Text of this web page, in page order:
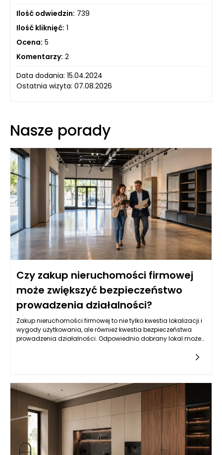
Ilość odwiedzin: 739
Ilość kliknięć: 1
Ocena: 5
Komentarzy: 2
Data dodania: 15.04.2024
Ostatnia wizyta: 07.08.2026
Nasze porady
Czy zakup nieruchomości firmowej
może zwiększyć bezpieczeństwo
prowadzenia działalności?
Zakup nieruchomości firmowej to nie tylko kwestia lokalizacji i
wygody użytkowania, ale również kwestia bezpieczeństwa
prowadzenia działalności. Odpowiednio dobrany lokal może
finansową firmy. Posiadanie własnej nieruchomości wiąże się
długoterminowych planów rozwojowych. Przemiana z lokalu
wynajmowanego na własny nie tylko daje pewność, że nie
zostaniemy wypchnięci na rynek, ale również pozwala na
lepsze zarządzanie przestrzenią, w której realizujemy nasze
cele biznesowe. Umożliwia to także większą elastyczność przy
dostosowywaniu układu pomieszczeń do zmieniających się
potrzeb firmy, co w dłuższej perspektywie może przyczynić się
do zwiększenia efektywności operacyjnej.